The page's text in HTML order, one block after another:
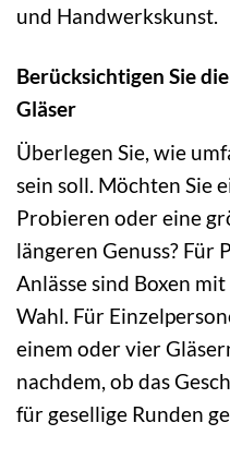
und Handwerkskunst.
Berücksichtigen Sie
Gläser
Überlegen Sie, wie
sein soll. Möchten Sie
Probieren oder eine
längeren Genuss? Für
Anlässe sind Boxen
Wahl. Für
einem oder vier
nachdem, ob das
für gesellige Runden